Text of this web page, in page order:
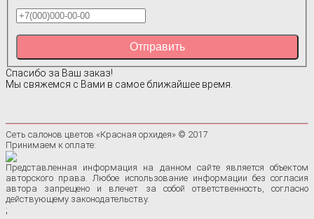
Отправить
Спасибо за Ваш заказ!
Мы свяжемся с Вами в самое ближайшее время.
Сеть салонов цветов «Красная орхидея» © 2017
Принимаем к оплате:
Представленная информация на данном сайте является объектом
авторского права. Любое использование информации без согласия
автора запрещено и влечет за собой ответственность, согласно
действующему законодательству.
;